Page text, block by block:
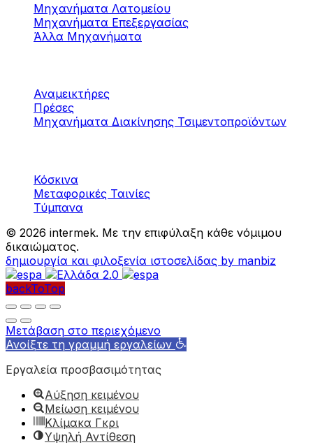
Μηχανήματα Λατομείου
Μηχανήματα Επεξεργασίας
Άλλα Μηχανήματα
Αναμεικτήρες
Πρέσες
Μηχανήματα Διακίνησης Τσιμεντοπροϊόντων
Κόσκινα
Μεταφορικές Ταινίες
Τύμπανα
© 2026 intermek. Με την επιφύλαξη κάθε νόμιμου
δικαιώματος.
δημιουργία και φιλοξενία ιστοσελίδας by manbiz
backToTop
Μετάβαση στο περιεχόμενο
Ανοίξτε τη γραμμή εργαλείων
Εργαλεία προσβασιμότητας
Αύξηση κειμένου
Μείωση κειμένου
Κλίμακα Γκρι
Υψηλή Αντίθεση